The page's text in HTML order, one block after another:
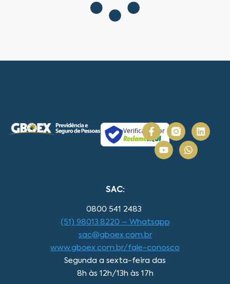
Verificada por
SAC:
0800 541 2483
(51) 98013.8220 – Whatsapp
sac@gboex.com.br
www.gboex.com.br/fale-conosco
Segunda a sexta-feira das
8h às 12h/13h às 17h